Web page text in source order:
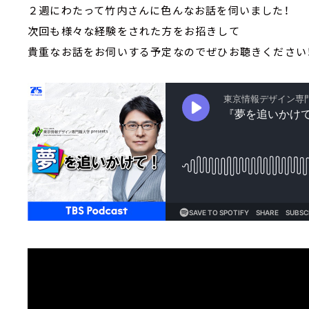
２週にわたって竹内さんに色んなお話を伺いました！
次回も様々な経験をされた方をお招きして
貴重なお話をお伺いする予定なのでぜひお聴きください